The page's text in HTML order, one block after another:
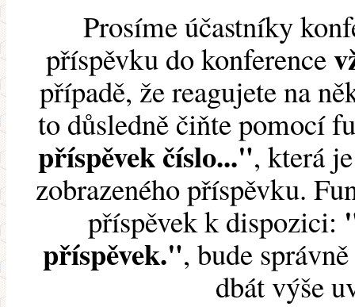
Prosíme účastníky
příspěvku do konference
případě, že reagujete na
to důsledně čiňte pomocí
příspěvek číslo...", která
zobrazeného příspěvku.
příspěvek k dispozici:
příspěvek.", bude
dbát výše